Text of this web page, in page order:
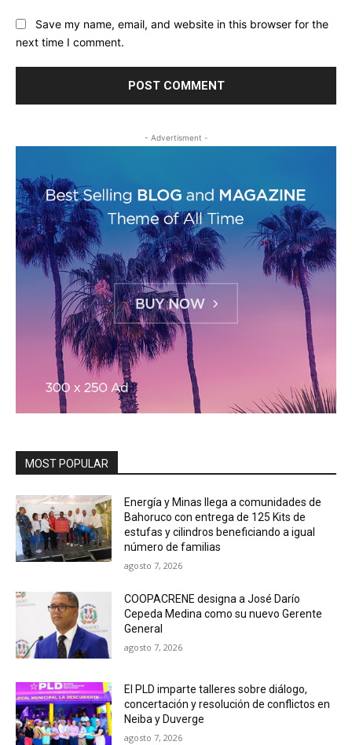
Save my name, email, and website in this browser for the
next time I comment.
- Advertisment -
MOST POPULAR
Energía y Minas llega a comunidades de
Bahoruco con entrega de 125 Kits de
estufas y cilindros beneficiando a igual
número de familias
agosto 7, 2026
COOPACRENE designa a José Darío
Cepeda Medina como su nuevo Gerente
General
agosto 7, 2026
El PLD imparte talleres sobre diálogo,
concertación y resolución de conflictos en
Neiba y Duverge
agosto 7, 2026